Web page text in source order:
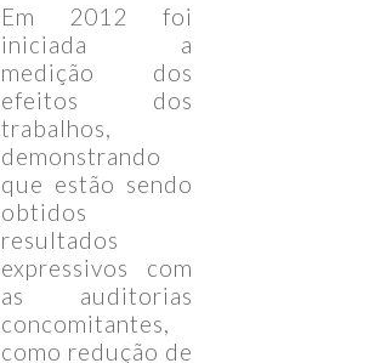
Em 2012 foi
iniciada a
medição dos
efeitos dos
trabalhos,
demonstrando
que estão sendo
obtidos
resultados
expressivos com
as auditorias
concomitantes,
como redução de